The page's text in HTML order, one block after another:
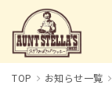
TOP お知らせ一覧